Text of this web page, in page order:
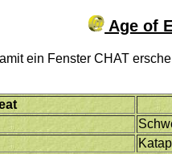
Age of
ein Fenster CHAT